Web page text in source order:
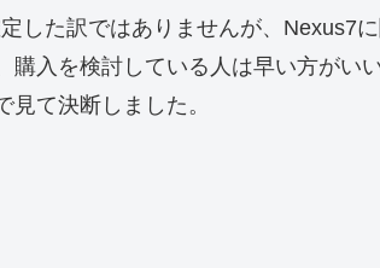
した訳ではありませんが、Nexus7
購入を検討している人は早い方がい
て決断しました。